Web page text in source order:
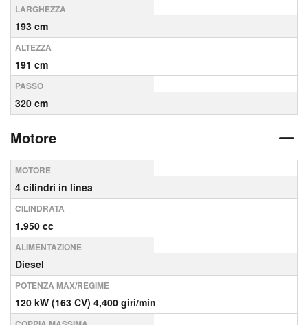
LARGHEZZA
193 cm
ALTEZZA
191 cm
PASSO
320 cm
Motore
MOTORE
4 cilindri in linea
CILINDRATA
1.950 cc
ALIMENTAZIONE
Diesel
POTENZA MAX/REGIME
120 kW (163 CV) 4,400 giri/min